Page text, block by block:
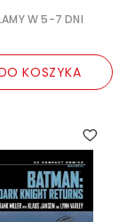
W 5-7 DNI
KOSZYKA